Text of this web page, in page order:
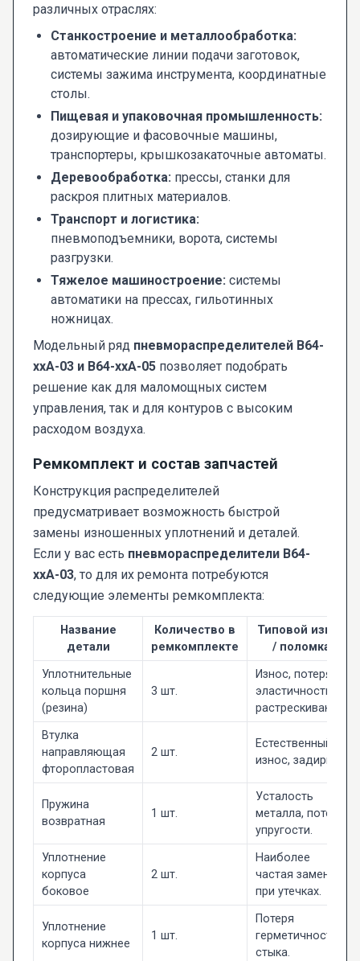
различных отраслях:
Станкостроение и металлообработка:
автоматические линии подачи заготовок,
системы зажима инструмента, координатные
столы.
Пищевая и упаковочная промышленность:
дозирующие и фасовочные машины,
транспортеры, крышкозакаточные автоматы.
Деревообработка: прессы, станки для
раскроя плитных материалов.
Транспорт и логистика:
пневмоподъемники, ворота, системы
разгрузки.
Тяжелое машиностроение: системы
автоматики на прессах, гильотинных
ножницах.
Модельный ряд пневмораспределителей В64-
ххА-03 и В64-ххА-05 позволяет подобрать
решение как для маломощных систем
управления, так и для контуров с высоким
расходом воздуха.
Ремкомплект и состав запчастей
Конструкция распределителей
предусматривает возможность быстрой
замены изношенных уплотнений и деталей.
Если у вас есть пневмораспределители В64-
ххА-03, то для их ремонта потребуются
следующие элементы ремкомплекта:
Название
детали
Количество в
ремкомплекте
Типовой износ
/ поломка
Уплотнительные
кольца поршня
(резина)
3 шт.
Износ, потеря
эластичности,
растрескивание.
Втулка
направляющая
фторопластовая
2 шт.
Естественный
износ, задиры.
Пружина
возвратная
1 шт.
Усталость
металла, потеря
упругости.
Уплотнение
корпуса
боковое
2 шт.
Наиболее
частая замена
при утечках.
Уплотнение
корпуса нижнее
1 шт.
Потеря
герметичности
стыка.